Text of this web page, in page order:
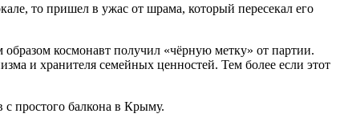
то пришел в ужас от шрама, который пересекал его
космонавт получил «чёрную метку» от партии.
и хранителя семейных ценностей. Тем более если этот
с простого балкона в Крыму.